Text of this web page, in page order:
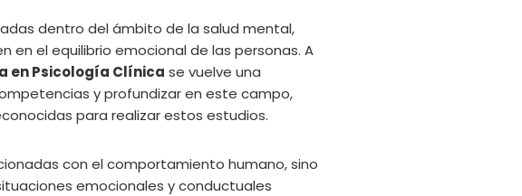
dentro del ámbito de la salud mental,
en el equilibrio emocional de las personas. A
en Psicología Clínica se vuelve una
y profundizar en este campo,
para realizar estos estudios.
con el comportamiento humano, sino
emocionales y conductuales